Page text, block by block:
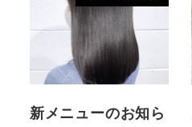
新メニューのお知ら